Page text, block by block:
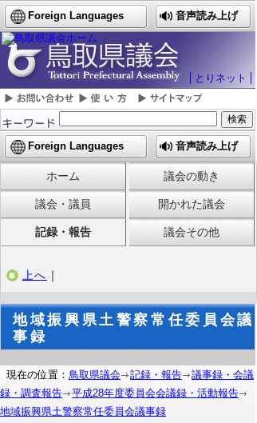
Foreign Languages 音声読み上げ
とりネット
Foreign Languages 音声読み上げ
ホーム 議会の動き
議会・議員 開かれた議会
記録・報告 議会その他
上へ ｜
地域振興県土警察常任委員会議
事録
現在の位置： 鳥取県議会 記録・報告
議事録・会議
録・調査報告
平成28年度委員会会議録・活動報告
地域振興県土警察常任委員会議事録